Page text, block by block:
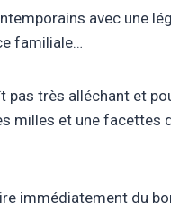
avec une
familiale…
pas très alléchant et
milles et une facettes
immédiatement du